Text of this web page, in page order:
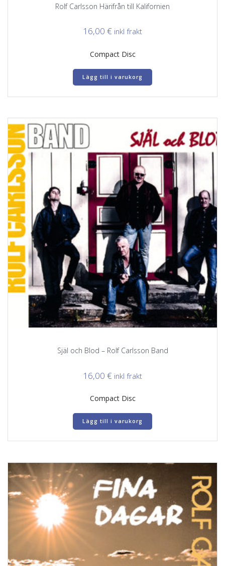
Rolf Carlsson Härifrån till Kalifornien
16,00 € inkl frakt
Compact Disc
Lägg till i varukorg
Själ och Blod – Rolf Carlsson Band
16,00 € inkl frakt
Compact Disc
Lägg till i varukorg